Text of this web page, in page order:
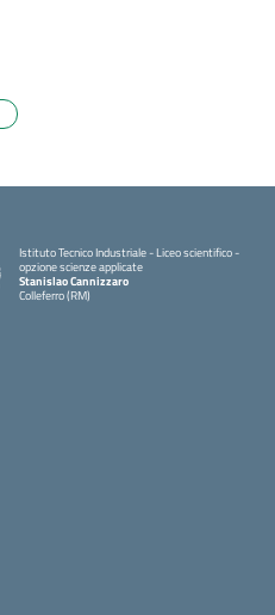
Istituto Tecnico Industriale - Liceo scientifico -
opzione scienze applicate
Stanislao Cannizzaro
Colleferro (RM)